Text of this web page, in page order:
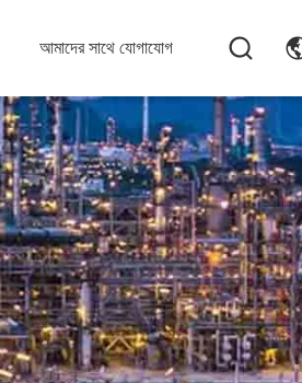
আমাদের সাথে যোগাযোগ